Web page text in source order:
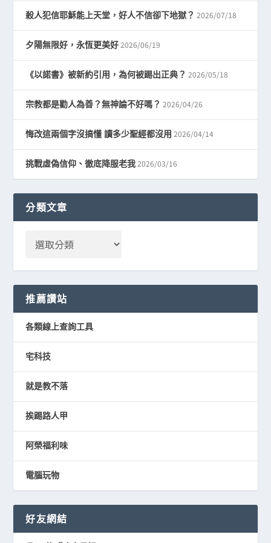
殺人犯信耶穌能上天堂，好人不信卻下地獄？ 2026/07/18
夕陽無限好，永恆更美好 2026/06/19
《以諾書》被新約引用，為何被踢出正典？ 2026/05/18
宗教都是勸人為善？無神論不好嗎？ 2026/04/26
悔改這兩個字沒搞懂 讀多少聖經都沒用 2026/04/14
挑戰虛偽信仰、徹底降服老我 2026/03/16
分類文章
推薦讚站
各類線上查詢工具
宅科技
就是教不落
挨踢路人甲
阿榮福利味
電腦玩物
好友網結